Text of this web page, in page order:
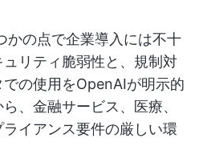
かの点で企業導入には不十
リティ脆弱性と、規制対
の使用をOpenAIが明示的
、金融サービス、医療、
イアンス要件の厳しい環